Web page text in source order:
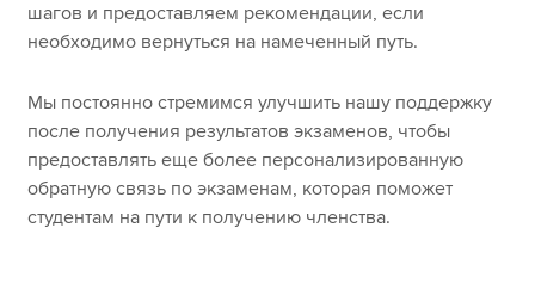
шагов и предоставляем рекомендации, если
необходимо вернуться на намеченный путь.
Мы постоянно стремимся улучшить нашу поддержку
после получения результатов экзаменов, чтобы
предоставлять еще более персонализированную
обратную связь по экзаменам, которая поможет
студентам на пути к получению членства.